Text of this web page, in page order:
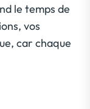
le temps de
vos
car chaque